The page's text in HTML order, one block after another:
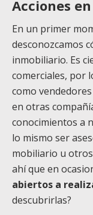
Acciones
En un primer
desconozcamos
inmobiliario. Es
comerciales, por
como
en otras
conocimientos a
lo mismo ser
mobiliario u
ahí que en
abiertos a
descubrirlas?